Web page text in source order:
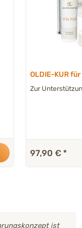
OLDIE-KUR
Zur
97,90 € *
ist